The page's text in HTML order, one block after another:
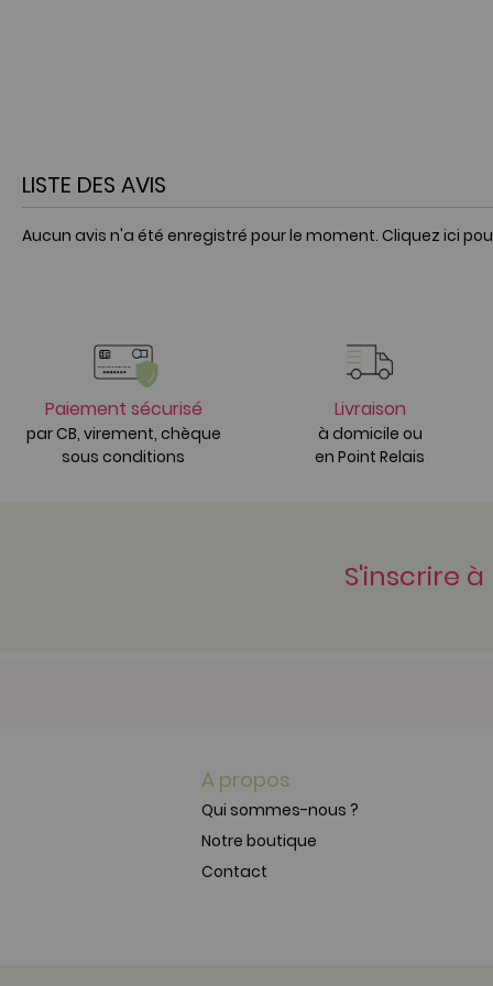
LISTE DES AVIS
Aucun avis n'a été enregistré pour le moment. Cliquez ici
Paiement sécurisé
par CB, virement, chèque
sous conditions
Livraison
à domicile ou
en Point Relais
S'inscrire
A propos
Qui sommes-nous ?
Notre boutique
Contact